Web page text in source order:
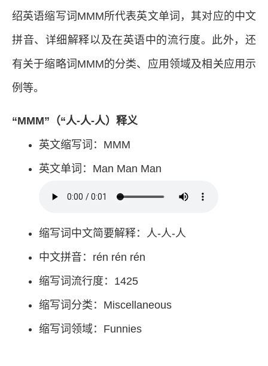
绍英语缩写词MMM所代表英文单词，其对应的中文
拼音、详细解释以及在英语中的流行度。此外，还
有关于缩略词MMM的分类、应用领域及相关应用示
例等。
“MMM”（“人-人-人）释义
英文缩写词：MMM
英文单词：Man Man Man
缩写词中文简要解释：人-人-人
中文拼音：rén rén rén
缩写词流行度：1425
缩写词分类：Miscellaneous
缩写词领域：Funnies